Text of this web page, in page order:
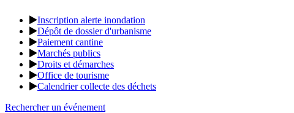
Inscription alerte inondation
Dépôt de dossier d'urbanisme
Paiement cantine
Marchés publics
Droits et démarches
Office de tourisme
Calendrier collecte des déchets
Rechercher un événement